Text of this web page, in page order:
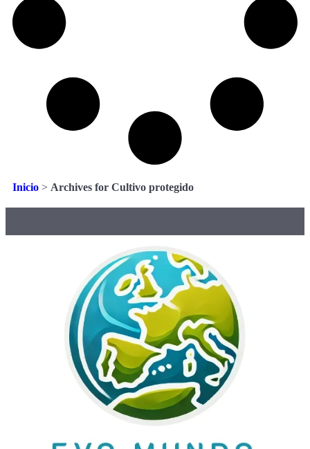
Inicio > Archives for Cultivo protegido